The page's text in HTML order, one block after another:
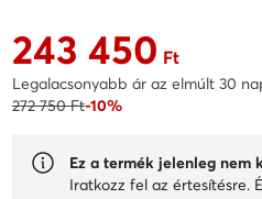
Aktuális ár 243 450 Ft
243 450 Ft
Legalacsonyabb ár az elmúlt 30
272 750 Ft-10%
Ez a termék jelenleg nem
Iratkozz fel az értesítésre.